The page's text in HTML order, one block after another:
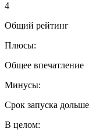
4
Общий рейтинг
Плюсы:
Общее впечатление
Минусы:
Срок запуска дольше
В целом: